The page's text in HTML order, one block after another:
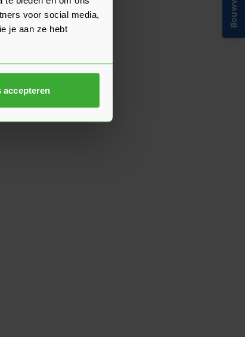
voor social media,
je aan ze hebt
accepteren